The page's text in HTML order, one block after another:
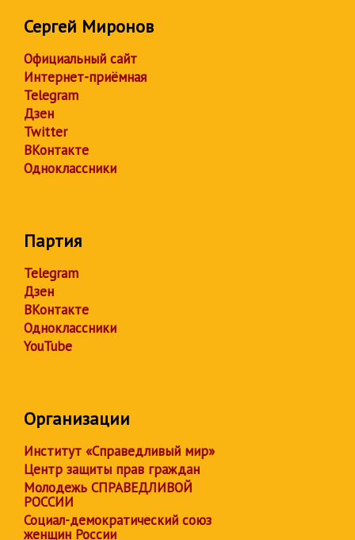
Сергей Миронов
Официальный сайт
Интернет-приёмная
Telegram
Дзен
Twitter
ВКонтакте
Одноклассники
Партия
Telegram
Дзен
ВКонтакте
Одноклассники
YouTube
Организации
Институт «Справедливый мир»
Центр защиты прав граждан
Молодежь СПРАВЕДЛИВОЙ
РОССИИ
Социал-демократический союз
женщин России